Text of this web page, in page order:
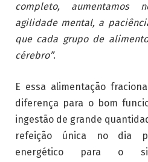
completo, aumentamos
agilidade mental, a
que cada grupo de
cérebro”.
E essa alimentação
diferença para o bom
ingestão de grande
refeição única no dia
energético para o